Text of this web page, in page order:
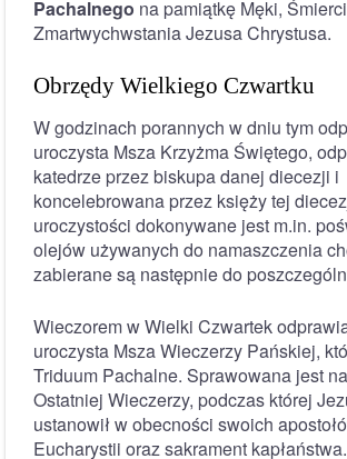
Pachalnego na pamiątkę Męki,
Zmartwychwstania Jezusa Chrystusa.
Obrzędy Wielkiego Czwartku
W godzinach porannych w dniu tym
uroczysta Msza Krzyżma Świętego,
katedrze przez biskupa danej diecezji i
koncelebrowana przez księży tej
uroczystości dokonywane jest m.in.
olejów używanych do namaszczenia
zabierane są następnie do
Wieczorem w Wielki Czwartek
uroczysta Msza Wieczerzy Pańskiej,
Triduum Pachalne. Sprawowana jest
Ostatniej Wieczerzy, podczas której
ustanowił w obecności swoich
Eucharystii oraz sakrament